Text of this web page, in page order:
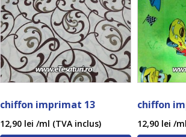
chiffon imprimat 13
12,90 lei /ml (TVA inclus)
chiffon
12,90 lei /